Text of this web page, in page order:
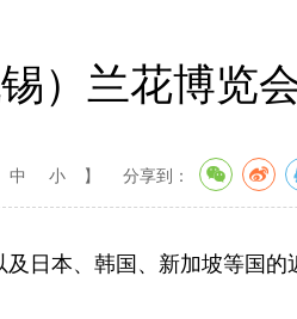
）兰花博览
中 小 】 分享到：
本、韩国、新加坡等国的